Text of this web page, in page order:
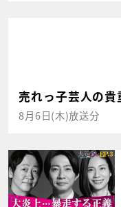
売れっ子芸人の
8月6日(木)放送分